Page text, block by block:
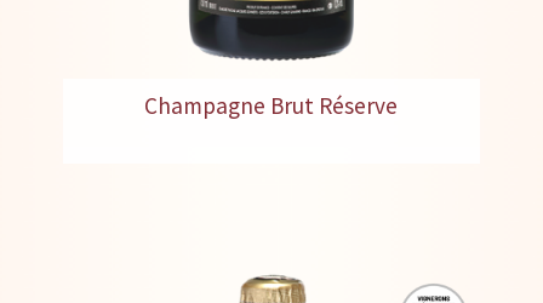
Champagne Brut Réserve